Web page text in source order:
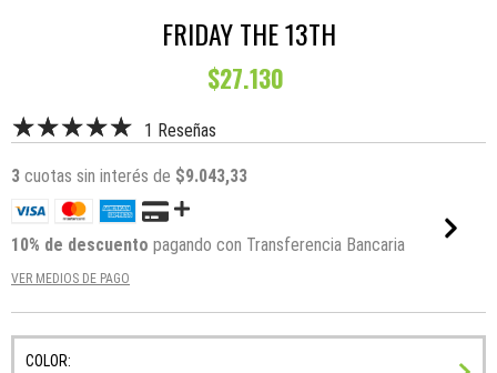
FRIDAY THE 13TH
$27.130
1 Reseñas
3 cuotas sin interés de $9.043,33
10% de descuento pagando con Transferencia Bancaria
VER MEDIOS DE PAGO
COLOR: